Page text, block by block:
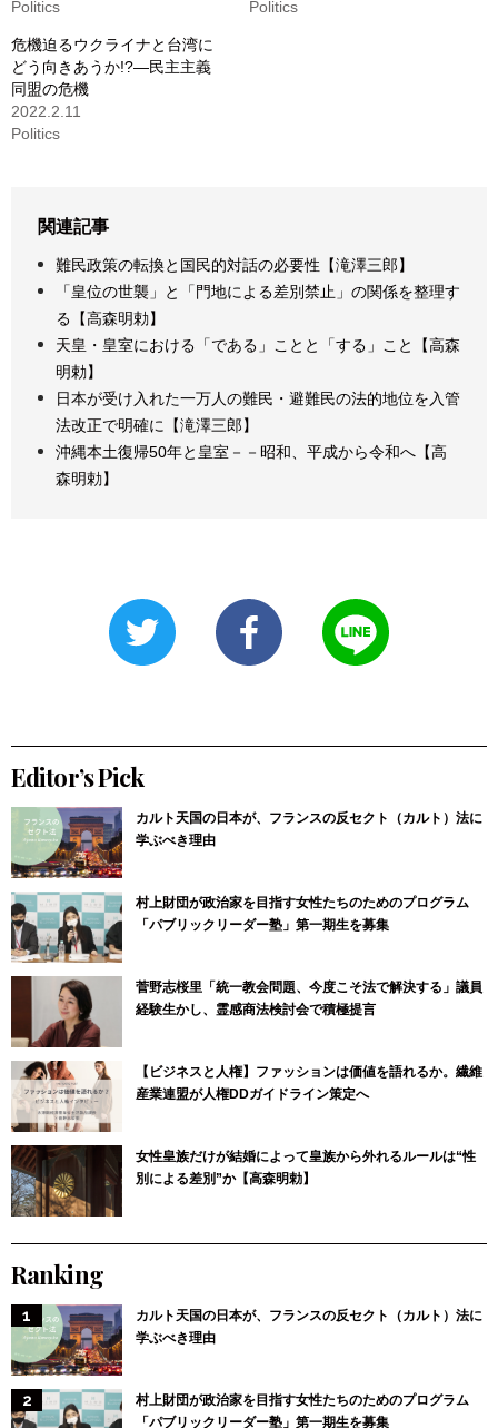
Politics Politics
危機迫るウクライナと台湾に
どう向きあうか!?―民主主義
同盟の危機
2022.2.11
Politics
関連記事
難民政策の転換と国民的対話の必要性【滝澤三郎】
「皇位の世襲」と「門地による差別禁止」の関係を整理す
る【高森明勅】
天皇・皇室における「である」ことと「する」こと【高森
明勅】
日本が受け入れた一万人の難民・避難民の法的地位を入管
法改正で明確に【滝澤三郎】
沖縄本土復帰50年と皇室－－昭和、平成から令和へ【高
森明勅】
Editor’s Pick
カルト天国の日本が、フランスの反セクト（カルト）法に
学ぶべき理由
村上財団が政治家を目指す女性たちのためのプログラム
「パブリックリーダー塾」第一期生を募集
菅野志桜里「統一教会問題、今度こそ法で解決する」議員
経験生かし、霊感商法検討会で積極提言
【ビジネスと人権】ファッションは価値を語れるか。繊維
産業連盟が人権DDガイドライン策定へ
女性皇族だけが結婚によって皇族から外れるルールは“性
別による差別”か【高森明勅】
Ranking
カルト天国の日本が、フランスの反セクト（カルト）法に
学ぶべき理由
村上財団が政治家を目指す女性たちのためのプログラム
「パブリックリーダー塾」第一期生を募集